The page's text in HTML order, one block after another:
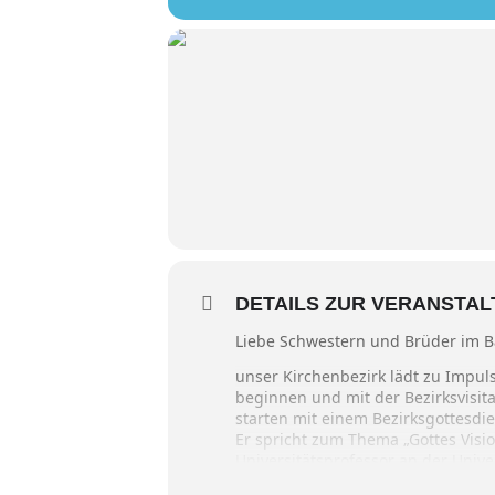
DETAILS ZUR
Liebe Schwestern und Brüder im
unser Kirchenbezirk lädt zu
beginnen und mit der
starten mit einem
Er spricht zum Thema „Gottes